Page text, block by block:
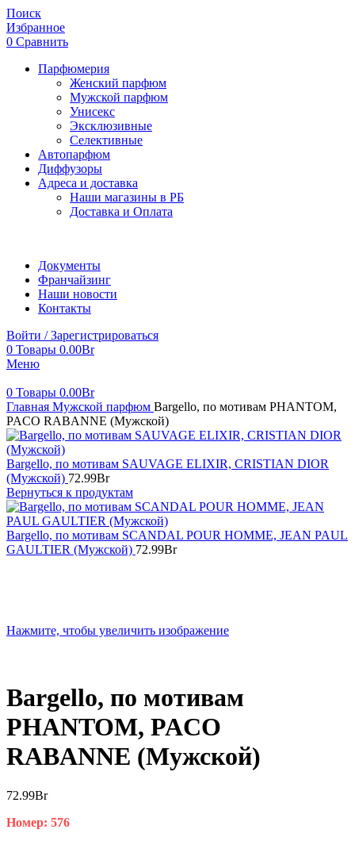
Поиск
Избранное
0 Сравнить
Парфюмерия
Женский парфюм
Мужской парфюм
Унисекс
Эксклюзивные
Селективные
Автопарфюм
Диффузоры
Адреса и доставка
Наши магазины в РБ
Доставка и Оплата
Документы
Франчайзинг
Наши новости
Контакты
Войти / Зарегистрироваться
0 Товары 0.00Br
Меню
0 Товары 0.00Br
Главная Мужской парфюм Bargello, по мотивам PHANTOM,
PACO RABANNE (Мужской)
Bargello, по мотивам SAUVAGE ELIXIR, CRISTIAN DIOR
(Мужской) 72.99Br
Вернуться к продуктам
Bargello, по мотивам SCANDAL POUR HOMME, JEAN PAUL
GAULTIER (Мужской) 72.99Br
Нажмите, чтобы увеличить изображение
Bargello, по мотивам
PHANTOM, PACO
RABANNE (Мужской)
72.99Br
Номер: 576